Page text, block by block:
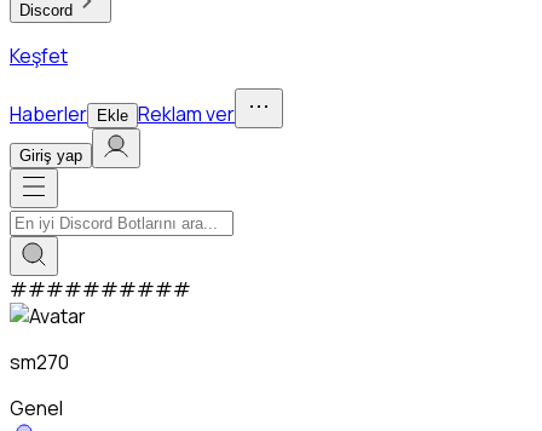
Discord
Keşfet
Haberler Ekle Reklam ver
Giriş yap
##########
sm270
Genel